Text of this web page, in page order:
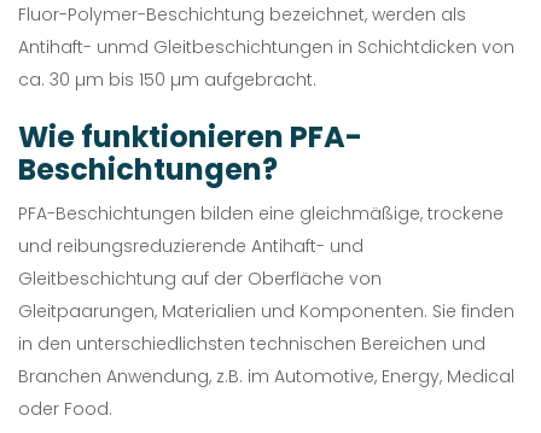
Fluor-Polymer-Beschichtung bezeichnet, werden als
Antihaft- unmd Gleitbeschichtungen in Schichtdicken von
ca. 30 µm bis 150 µm aufgebracht.
Wie funktionieren PFA-
Beschichtungen?
PFA-Beschichtungen bilden eine gleichmäßige, trockene
und reibungsreduzierende Antihaft- und
Gleitbeschichtung auf der Oberfläche von
Gleitpaarungen, Materialien und Komponenten. Sie finden
in den unterschiedlichsten technischen Bereichen und
Branchen Anwendung, z.B. im Automotive, Energy, Medical
oder Food.